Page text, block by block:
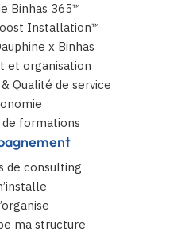
Binhas 365™
Installation™
x Binhas
et organisation
Qualité de service
formations
de consulting
ma structure